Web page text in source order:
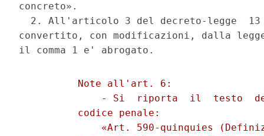
concreto».
2. All'articolo 3 del decreto-legge
convertito, con modificazioni, dalla
          Note all'art. 6:
- Si  riporta  il  testo
          codice penale:
«Art. 590-quinquies